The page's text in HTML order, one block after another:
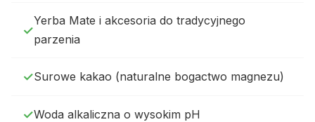
Yerba Mate i akcesoria do tradycyjnego
parzenia
Surowe kakao (naturalne bogactwo magnezu)
Woda alkaliczna o wysokim pH